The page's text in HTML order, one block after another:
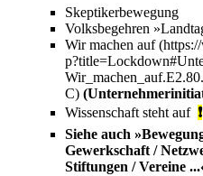
Skeptikerbewegung
Volksbegehren
Wir machen auf
Wissenschaft steht auf ❗
Siehe auch
Gewerkschaft /
Stiftungen / Vereine